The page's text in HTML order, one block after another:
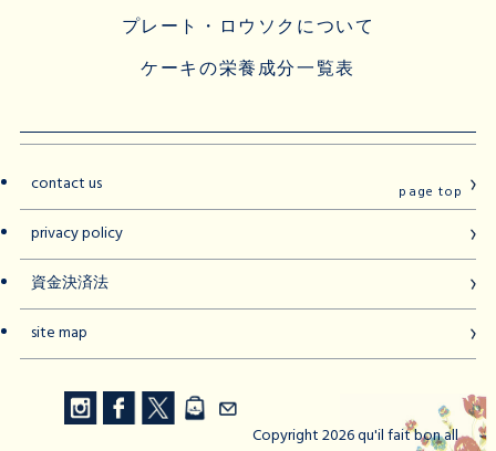
プレート・ロウソクについて
ケーキの栄養成分一覧表
page top
contact us
privacy policy
資金決済法
site map
Copyright 2026 qu'il fait bon all